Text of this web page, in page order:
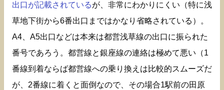
出口が記載されているが、非常にわかりにくい（特に浅
草地下街から6番出口まではかなり省略されている）。
A4、A5出口などは本来は都営浅草線の出口に振られた
番号であろう。都営線と銀座線の連絡は極めて悪い（1
番線到着ならば都営線への乗り換えは比較的スムーズだ
が、2番線に着くと面倒なので、その場合1駅前の田原